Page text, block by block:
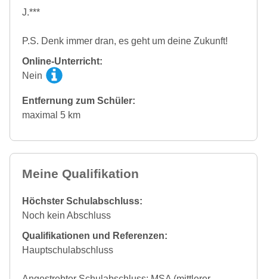
J.***
P.S. Denk immer dran, es geht um deine Zukunft!
Online-Unterricht:
Nein
Entfernung zum Schüler:
maximal 5 km
Meine Qualifikation
Höchster Schulabschluss:
Noch kein Abschluss
Qualifikationen und Referenzen:
Hauptschulabschluss